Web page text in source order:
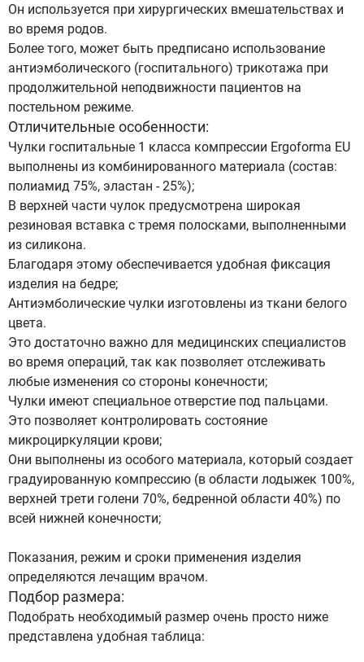
Он используется при хирургических вмешательствах и
во время родов.
Более того, может быть предписано использование
антиэмболического (госпитального) трикотажа при
продолжительной неподвижности пациентов на
постельном режиме.
Отличительные особенности:
Чулки госпитальные 1 класса компрессии Ergoforma EU
выполнены из комбинированного материала (состав:
полиамид 75%, эластан - 25%);
В верхней части чулок предусмотрена широкая
резиновая вставка с тремя полосками, выполненными
из силикона.
Благодаря этому обеспечивается удобная фиксация
изделия на бедре;
Антиэмболические чулки изготовлены из ткани белого
цвета.
Это достаточно важно для медицинских специалистов
во время операций, так как позволяет отслеживать
любые изменения со стороны конечности;
Чулки имеют специальное отверстие под пальцами.
Это позволяет контролировать состояние
микроциркуляции крови;
Они выполнены из особого материала, который создает
градуированную компрессию (в области лодыжек 100%,
верхней трети голени 70%, бедренной области 40%) по
всей нижней конечности;
Показания, режим и сроки применения изделия
определяются лечащим врачом.
Подбор размера:
Подобрать необходимый размер очень просто ниже
представлена удобная таблица: